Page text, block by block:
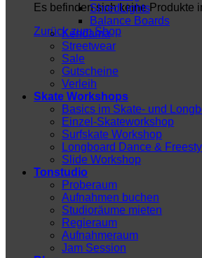
Es befinden sich keine Produkte
Zurück zum Shop
ShredLights
Balance Boards
Kendama
Streetwear
Sale
Gutscheine
Verleih
Skate Workshops
Basics im Skate- und
Einzel-Skateworkshop
Surfskate Workshop
Longboard Dance &
Slide Workshop
Tonstudio
Proberaum
Aufnahmen buchen
Studioräume mieten
Regieraum
Aufnahmeraum
Jam Session